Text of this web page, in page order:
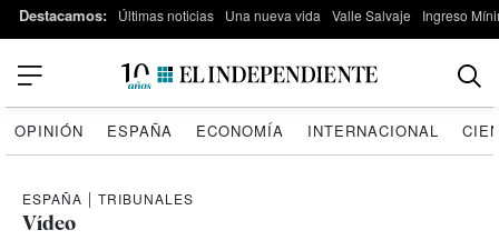
Destacamos: Últimas noticias Una nueva vida Valle Salvaje Ingreso
OPINIÓN ESPAÑA ECONOMÍA INTERNACIONAL
ESPAÑA | TRIBUNALES
Vídeo